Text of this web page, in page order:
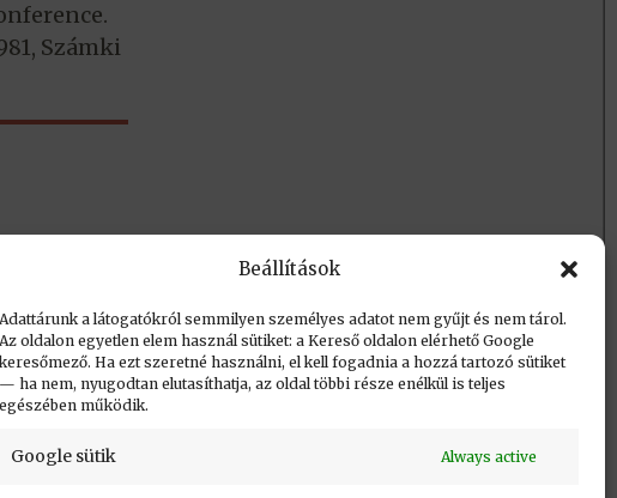
Beállítások
Adattárunk a látogatókról semmilyen személyes adatot nem gyűjt és nem tárol.
Az oldalon egyetlen elem használ sütiket: a Kereső oldalon elérhető Google
keresőmező. Ha ezt szeretné használni, el kell fogadnia a hozzá tartozó sütiket
— ha nem, nyugodtan elutasíthatja, az oldal többi része enélkül is teljes
egészében működik.
Google sütik Always active
Számki
Vissza a lap tetejére